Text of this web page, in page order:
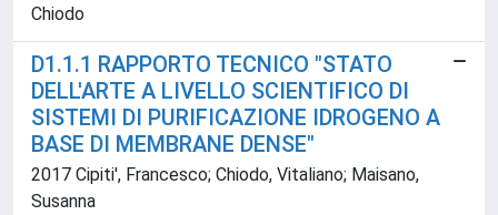
Chiodo
D1.1.1 RAPPORTO TECNICO "STATO
DELL'ARTE A LIVELLO SCIENTIFICO DI
SISTEMI DI PURIFICAZIONE IDROGENO A
BASE DI MEMBRANE DENSE"
2017 Cipiti', Francesco; Chiodo, Vitaliano; Maisano,
Susanna